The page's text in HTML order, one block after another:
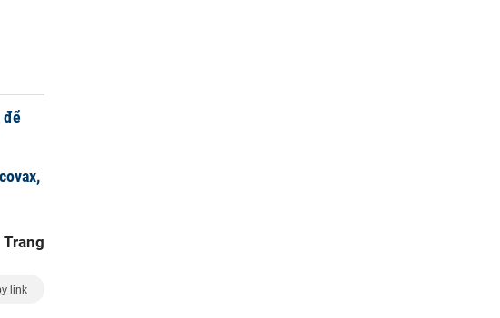
để
link